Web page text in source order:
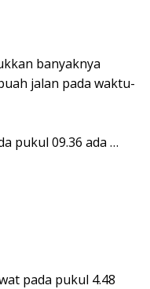
banyaknya
jalan pada waktu-
pukul 09.36 ada …
pada pukul 4.48